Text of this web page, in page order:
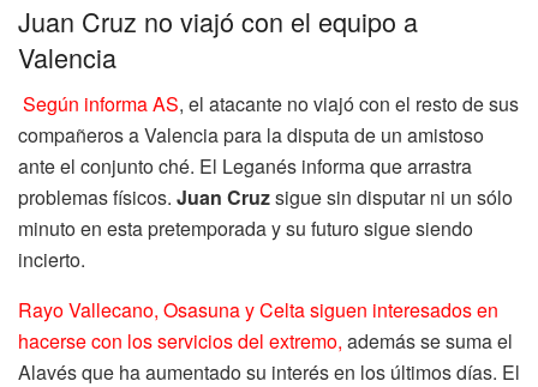
Juan Cruz no viajó con el equipo a
Valencia
Según informa AS, el atacante no viajó con el resto de sus
compañeros a Valencia para la disputa de un amistoso
ante el conjunto ché. El Leganés informa que arrastra
problemas físicos. Juan Cruzsigue sin disputar ni un sólo
minuto en esta pretemporada y su futuro sigue siendo
incierto.
Rayo Vallecano, Osasuna y Celta siguen interesados en
hacerse con los servicios del extremo, además se suma el
Alavés que ha aumentado su interés en los últimos días. El